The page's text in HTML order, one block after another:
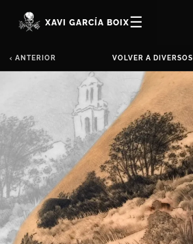
XAVI GARCÍA BOIX☰
‹ ANTERIOR VOLVER A DIVERSOS